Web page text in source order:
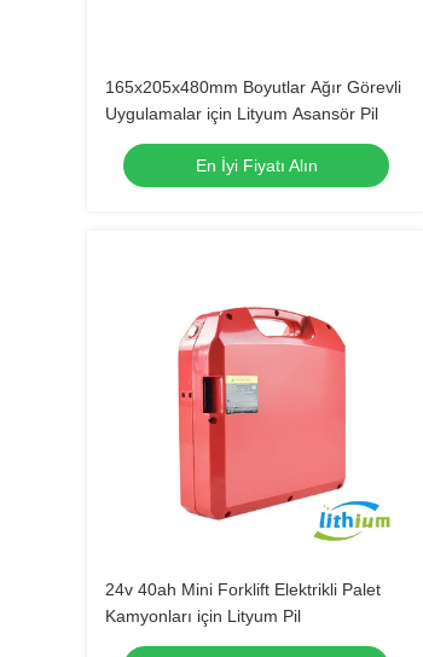
165x205x480mm Boyutlar Ağır Görevli
Uygulamalar için Lityum Asansör Pil
En İyi Fiyatı Alın
24v 40ah Mini Forklift Elektrikli Palet
Kamyonları için Lityum Pil